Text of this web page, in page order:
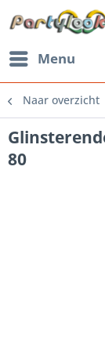
Menu
Naar overzicht
80